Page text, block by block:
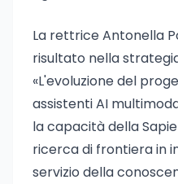
La rettrice Antonella
risultato nella
«L'evoluzione del
assistenti AI
la capacità della
ricerca di frontiera in
servizio della